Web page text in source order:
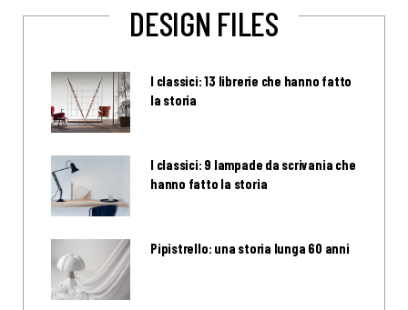
DESIGN FILES
I classici: 13 librerie che hanno fatto
la storia
I classici: 9 lampade da scrivania che
hanno fatto la storia
Pipistrello: una storia lunga 60 anni